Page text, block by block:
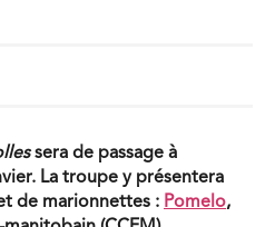
sera de passage à
La troupe y présentera
de marionnettes : Pomelo,